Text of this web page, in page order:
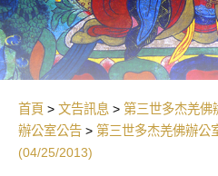
首頁 文告訊息 第三世多杰羌佛
辦公室公告
第三世多杰羌佛辦公
(04/25/2013)